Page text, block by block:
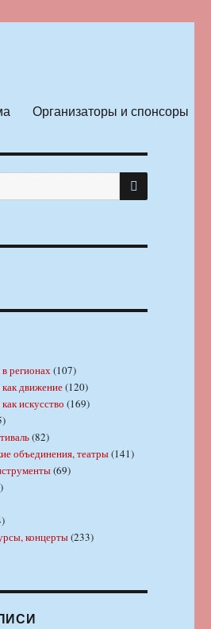
Организаторы и спонсоры
ПОИСК
регионах(107)
движение(120)
искусство (169)
(82)
объединения, театры(141)
(69)
концерты(233)